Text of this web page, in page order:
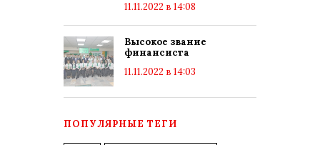
11.11.2022 в 14:08
Высокое звание
финансиста
11.11.2022 в 14:03
ПОПУЛЯРНЫЕ ТЕГИ